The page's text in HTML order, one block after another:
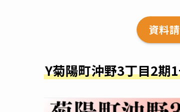
資料
Y菊陽町沖野3丁目2期